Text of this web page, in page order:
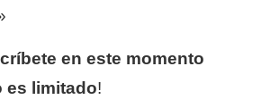
en este momento
es limitado!